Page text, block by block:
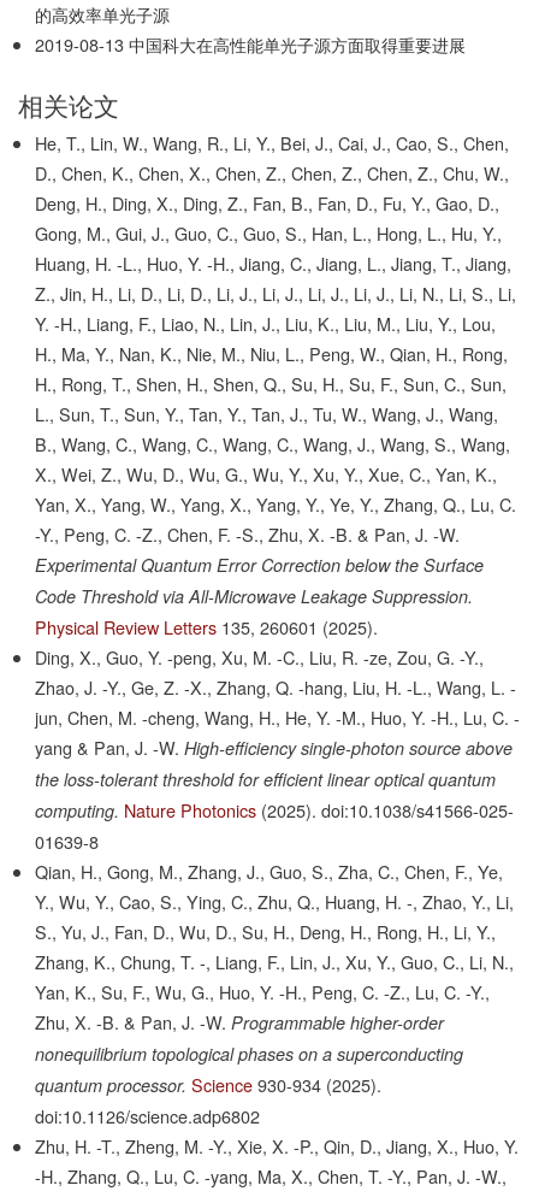
的高效率单光子源
2019-08-13 中国科大在高性能单光子源方面取得重要进展
相关论文
He, T., Lin, W., Wang, R., Li, Y., Bei, J., Cai, J., Cao, S., Chen,
D., Chen, K., Chen, X., Chen, Z., Chen, Z., Chen, Z., Chu, W.,
Deng, H., Ding, X., Ding, Z., Fan, B., Fan, D., Fu, Y., Gao, D.,
Gong, M., Gui, J., Guo, C., Guo, S., Han, L., Hong, L., Hu, Y.,
Huang, H. -L., Huo, Y. -H., Jiang, C., Jiang, L., Jiang, T., Jiang,
Z., Jin, H., Li, D., Li, D., Li, J., Li, J., Li, J., Li, J., Li, N., Li, S., Li,
Y. -H., Liang, F., Liao, N., Lin, J., Liu, K., Liu, M., Liu, Y., Lou,
H., Ma, Y., Nan, K., Nie, M., Niu, L., Peng, W., Qian, H., Rong,
H., Rong, T., Shen, H., Shen, Q., Su, H., Su, F., Sun, C., Sun,
L., Sun, T., Sun, Y., Tan, Y., Tan, J., Tu, W., Wang, J., Wang,
B., Wang, C., Wang, C., Wang, C., Wang, J., Wang, S., Wang,
X., Wei, Z., Wu, D., Wu, G., Wu, Y., Xu, Y., Xue, C., Yan, K.,
Yan, X., Yang, W., Yang, X., Yang, Y., Ye, Y., Zhang, Q., Lu, C.
-Y., Peng, C. -Z., Chen, F. -S., Zhu, X. -B. & Pan, J. -W.
Experimental Quantum Error Correction below the Surface
Code Threshold via All-Microwave Leakage Suppression.
Physical Review Letters 135, 260601 (2025).
Ding, X., Guo, Y. -peng, Xu, M. -C., Liu, R. -ze, Zou, G. -Y.,
Zhao, J. -Y., Ge, Z. -X., Zhang, Q. -hang, Liu, H. -L., Wang, L. -
jun, Chen, M. -cheng, Wang, H., He, Y. -M., Huo, Y. -H., Lu, C. -
yang & Pan, J. -W. High-efficiency single-photon source above
the loss-tolerant threshold for efficient linear optical quantum
computing. Nature Photonics (2025). doi:10.1038/s41566-025-
01639-8
Qian, H., Gong, M., Zhang, J., Guo, S., Zha, C., Chen, F., Ye,
Y., Wu, Y., Cao, S., Ying, C., Zhu, Q., Huang, H. -, Zhao, Y., Li,
S., Yu, J., Fan, D., Wu, D., Su, H., Deng, H., Rong, H., Li, Y.,
Zhang, K., Chung, T. -, Liang, F., Lin, J., Xu, Y., Guo, C., Li, N.,
Yan, K., Su, F., Wu, G., Huo, Y. -H., Peng, C. -Z., Lu, C. -Y.,
Zhu, X. -B. & Pan, J. -W. Programmable higher-order
nonequilibrium topological phases on a superconducting
quantum processor. Science 930-934 (2025).
doi:10.1126/science.adp6802
Zhu, H. -T., Zheng, M. -Y., Xie, X. -P., Qin, D., Jiang, X., Huo, Y.
-H., Zhang, Q., Lu, C. -yang, Ma, X., Chen, T. -Y., Pan, J. -W.,